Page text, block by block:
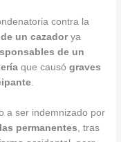
contra la
un cazadorya
de un
que causógraves
a ser indemnizado por
permanentes , tras